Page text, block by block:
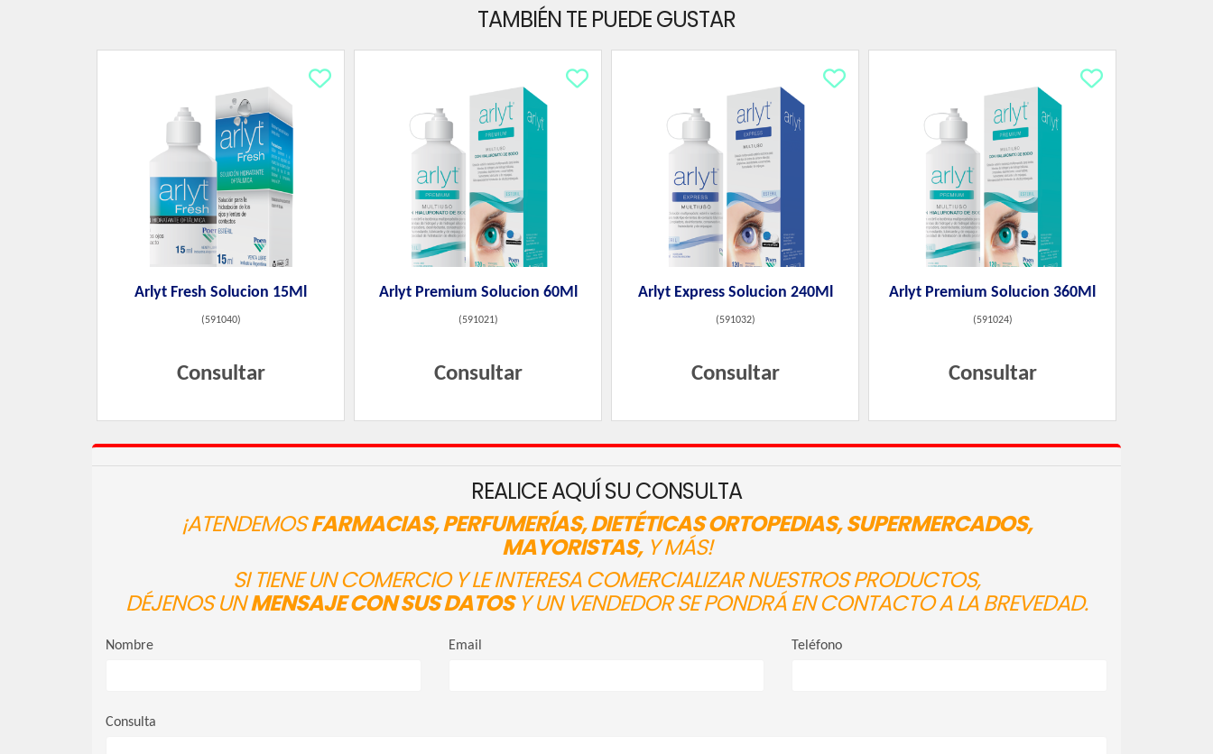
TAMBIÉN TE PUEDE GUSTAR
Arlyt Fresh Solucion 15Ml
(591040)
Consultar
Arlyt Premium Solucion 60Ml
(591021)
Consultar
Arlyt Express Solucion 240Ml
(591032)
Consultar
Arlyt Premium Solucion 360Ml
(591024)
Consultar
REALICE AQUÍ SU CONSULTA
¡ATENDEMOSFARMACIAS, PERFUMERÍAS, DIETÉTICAS ORTOPEDIAS, SUPERMERCADOS,
MAYORISTAS,Y MÁS!
SI TIENE UN COMERCIO Y LE INTERESA COMERCIALIZAR NUESTROS PRODUCTOS,
DÉJENOS UNMENSAJE CON SUS DATOSY UN VENDEDOR SE PONDRÁ EN CONTACTO A LA BREVEDAD.
Nombre Email Teléfono
Consulta